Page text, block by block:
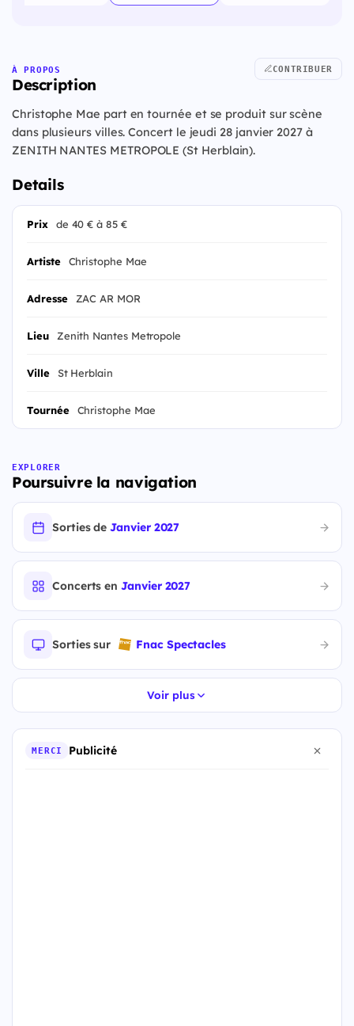
À PROPOS
Description
CONTRIBUER
Christophe Mae part en tournée et se produit sur scène
dans plusieurs villes. Concert le jeudi 28 janvier 2027 à
ZENITH NANTES METROPOLE (St Herblain).
Details
Prix de 40 € à 85 €
Artiste Christophe Mae
Adresse ZAC AR MOR
Lieu Zenith Nantes Metropole
Ville St Herblain
Tournée Christophe Mae
EXPLORER
Poursuivre la navigation
Sorties deJanvier 2027
Concerts enJanvier 2027
Sorties sur Fnac Spectacles
Voir plus
MERCI Publicité